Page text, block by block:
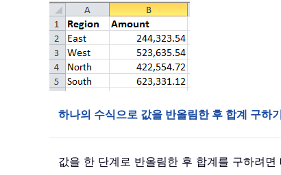
하나의 수식으로 값을 반올림한 후 합계 구하기
값을 한 단계로 반올림한 후 합계를 구하려면